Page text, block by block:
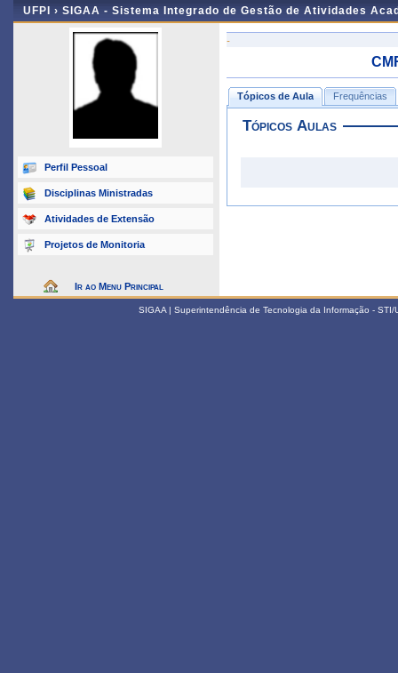
UFPI › SIGAA - Sistema Integrado de Gestão de Atividades
Perfil Pessoal
Disciplinas Ministradas
Atividades de Extensão
Projetos de Monitoria
Ir ao Menu Principal
-
Tópicos de Aula Frequências
Tópicos Aulas
SIGAA | Superintendência de Tecnologia da Informação -